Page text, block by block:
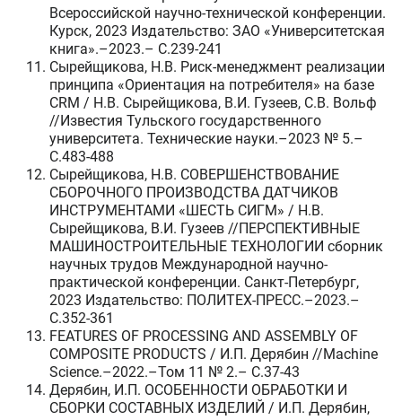
Всероссийской научно-технической конференции.
Курск, 2023 Издательство: ЗАО «Университетская
книга».–2023.– C.239-241
Сырейщикова, Н.В. Риск-менеджмент реализации
принципа «Ориентация на потребителя» на базе
CRM / Н.В. Сырейщикова, В.И. Гузеев, С.В. Вольф
//Известия Тульского государственного
университета. Технические науки.–2023 № 5.–
C.483-488
Сырейщикова, Н.В. СОВЕРШЕНСТВОВАНИЕ
СБОРОЧНОГО ПРОИЗВОДСТВА ДАТЧИКОВ
ИНСТРУМЕНТАМИ «ШЕСТЬ СИГМ» / Н.В.
Сырейщикова, В.И. Гузеев //ПЕРСПЕКТИВНЫЕ
МАШИНОСТРОИТЕЛЬНЫЕ ТЕХНОЛОГИИ сборник
научных трудов Международной научно-
практической конференции. Санкт-Петербург,
2023 Издательство: ПОЛИТЕХ-ПРЕСС.–2023.–
C.352-361
FEATURES OF PROCESSING AND ASSEMBLY OF
COMPOSITE PRODUCTS / И.П. Дерябин //Machine
Science.–2022.–Том 11 № 2.– C.37-43
Дерябин, И.П. ОСОБЕННОСТИ ОБРАБОТКИ И
СБОРКИ СОСТАВНЫХ ИЗДЕЛИЙ / И.П. Дерябин,